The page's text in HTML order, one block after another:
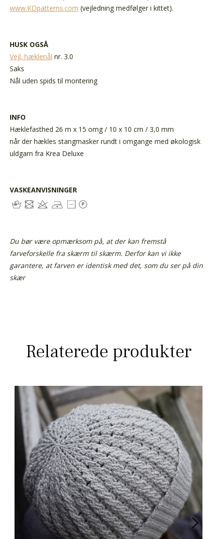
www.KDpatterns.com (vejledning medfølger i kittet).
HUSK OGSÅ
Vejl. hæklenål nr. 3.0
Saks
Nål uden spids til montering
INFO
Hæklefasthed 26 m x 15 omg / 10 x 10 cm / 3,0 mm
når der hækles stangmasker rundt i omgange med økologisk
uldgarn fra Krea Deluxe
VASKEANVISNINGER
Du bør være opmærksom på, at der kan fremstå
farveforskelle fra skærm til skærm. Derfor kan vi ikke
garantere, at farven er identisk med det, som du ser på din
skær
Relaterede produkter